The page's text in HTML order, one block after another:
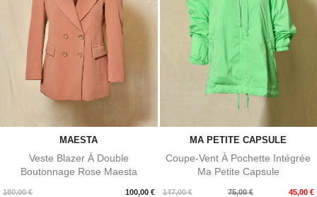
MAESTA
Veste Blazer À Double
Boutonnage Rose Maesta
180,00 € 100,00 €
Prix
MA PETITE CAPSULE
Coupe-Vent À Pochette Intégrée
Ma Petite Capsule
147,00 €
Prix
75,00 € 45,00 €
Prix